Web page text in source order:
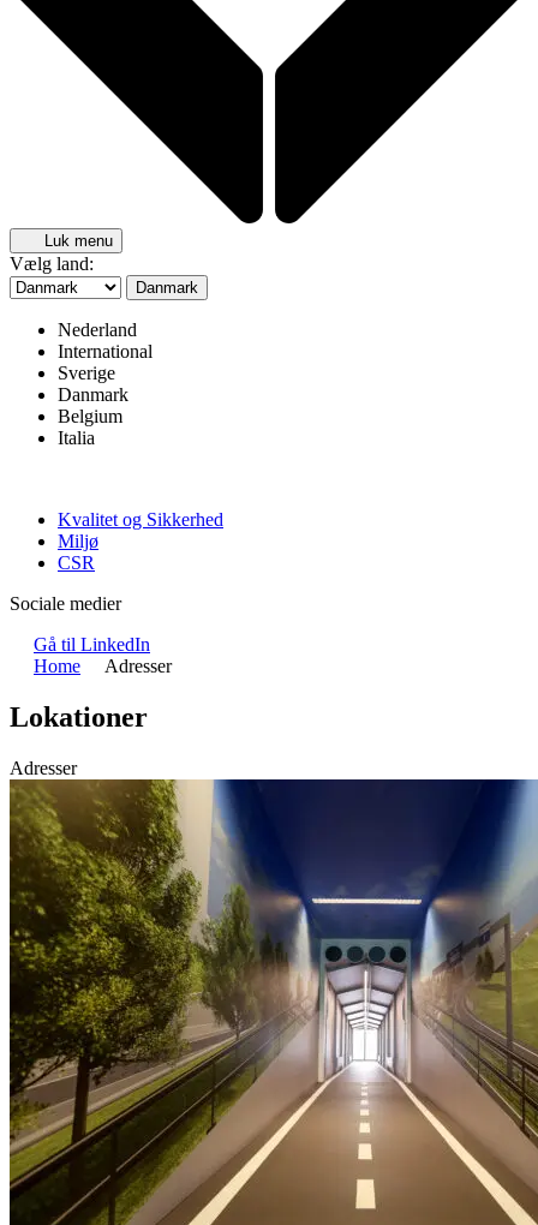
Luk menu
Vælg land:
Danmark
Nederland
International
Sverige
Danmark
Belgium
Italia
Kvalitet og Sikkerhed
Miljø
CSR
Sociale medier
Gå til LinkedIn
Home
Adresser
Lokationer
Adresser